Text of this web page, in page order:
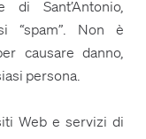
di Sant’Antonio,
“spam”. Non è
causare danno,
persona.
Web e servizi di